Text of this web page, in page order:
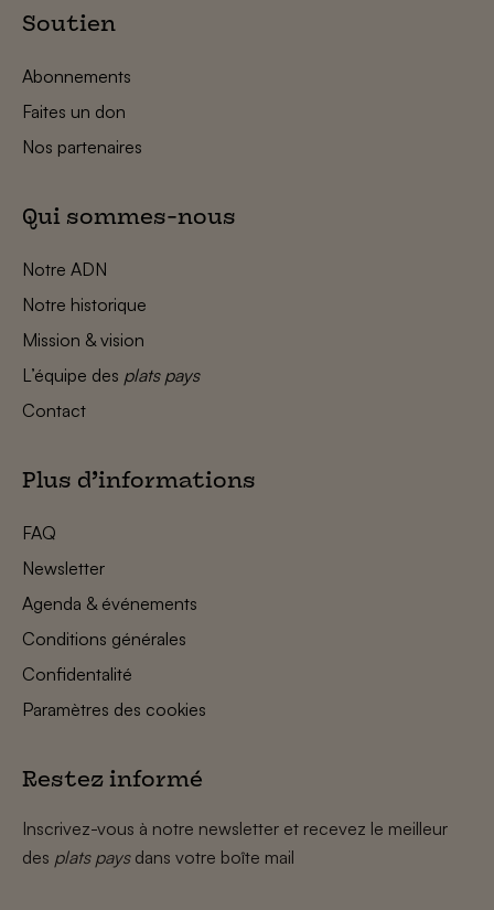
Soutien
Abonnements
Faites un don
Nos partenaires
Qui sommes-nous
Notre ADN
Notre historique
Mission & vision
L’équipe des plats pays
Contact
Plus d’informations
FAQ
Newsletter
Agenda & événements
Conditions générales
Confidentalité
Paramètres des cookies
Restez informé
Inscrivez-vous à notre newsletter et recevez le meilleur
des plats paysdans votre boîte mail